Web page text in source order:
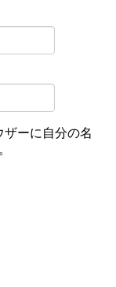
ーに自分の名